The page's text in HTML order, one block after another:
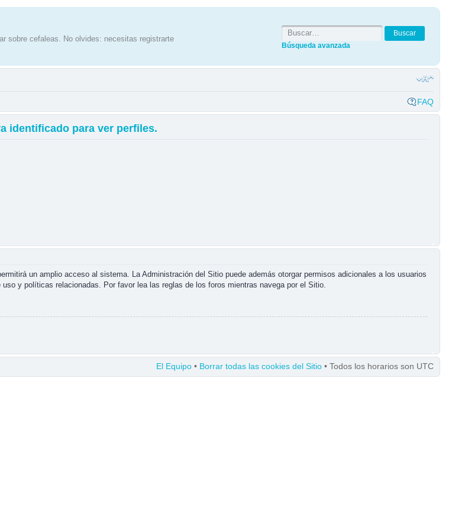
sobre cefaleas. No olvides: necesitas registrarte
Búsqueda avanzada
FAQ
identificado para ver perfiles.
un amplio acceso al sistema. La Administración del Sitio puede además otorgar permisos adicionales a los usuarios
y políticas relacionadas. Por favor lea las reglas de los foros mientras navega por el Sitio.
El Equipo • Borrar todas las cookies del Sitio • Todos los horarios son UTC